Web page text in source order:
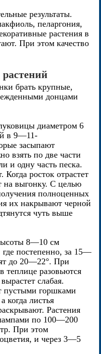
результаты.
пеларгония,
растения в
При этом качество
брать крупные,
донцами
диаметром 6
в 9—11-
засыпают
взять по две части
и одну часть песка.
росток отрастет
на выгонку. С целью
полноценных
их накрывают черной
чуть выше
8—10 см
постепенно, за 15—
до 20—22°. При
теплице разовьются
слабая.
пустыми горшками
когда листья
Растения
по 100—200
При этом
и через 3—5